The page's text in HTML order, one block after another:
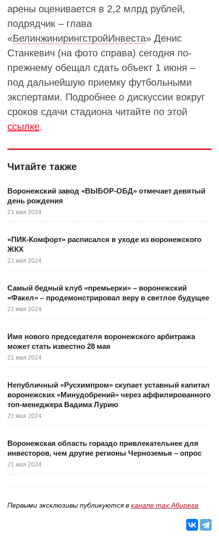
арены оценивается в 2,2 млрд рублей,
подрядчик – глава
«БелинжинирингстройИнвеста» Денис
Станкевич (на фото справа) сегодня по-
прежнему обещал сдать объект 1 июня –
под дальнейшую приемку футбольными
экспертами. Подробнее о дискуссии вокруг
сроков сдачи стадиона читайте по этой
ссылке.
Читайте также
Воронежский завод «ВЫБОР-ОБД» отмечает девятый
день рождения
21 мая 2024
«ПИК-Комфорт» расписался в уходе из воронежского
ЖКХ
21 мая 2024
Самый бедный клуб «премьерки» – воронежский
«Факел» – продемонстрировал веру в светлое будущее
21 мая 2024
Имя нового председателя воронежского арбитража
может стать известно 28 мая
21 мая 2024
Непубличный «Русхимпром» скупает уставный капитал
воронежских «Минудобрений» через аффилированного
топ-менеджера Вадима Лурию
21 мая 2024
Воронежская область гораздо привлекательнее для
инвесторов, чем другие регионы Черноземья – опрос
21 мая 2024
Первыми эксклюзивы публикуются в канале max Абирега